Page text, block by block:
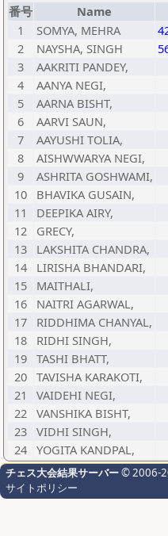
番号 Name
1
SOMYA, MEHRA
2
NAYSHA, SINGH
3
AAKRITI PANDEY,
4
AANYA NEGI,
5
AARNA BISHT,
6
AARVI SAUN,
7
AAYUSHI TOLIA,
8
AISHWWARYA NEGI,
9
ASHRITA GOSHWAMI,
10
BHAVIKA GUSAIN,
11
DEEPIKA AIRY,
12
GRECY,
13
LAKSHITA CHANDRA,
14
LIRISHA BHANDARI,
15
MAITHALI,
16
NAITRI AGARWAL,
17
RIDDHIMA CHANYAL,
18
RIDHI SINGH,
19 TASHI BHATT,
20 TAVISHA KARAKOTI,
21
VAIDEHI NEGI,
22 VANSHIKA BISHT,
23 VIDHI SINGH,
24 YOGITA KANDPAL,
チェス大会結果サーバー© 2006-
サイトポリシー